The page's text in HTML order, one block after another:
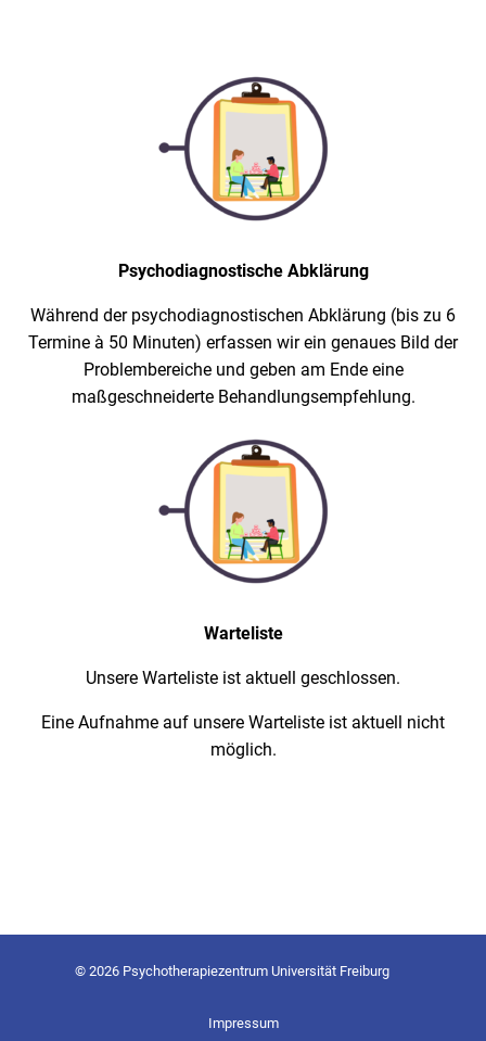
Psychodiagnostische Abklärung
Während der psychodiagnostischen Abklärung (bis zu 6
Termine à 50 Minuten) erfassen wir ein genaues Bild der
Problembereiche und geben am Ende eine
maßgeschneiderte Behandlungsempfehlung.
Warteliste
Unsere Warteliste ist aktuell geschlossen.
Eine Aufnahme auf unsere Warteliste ist aktuell nicht
möglich.
© 2026 Psychotherapiezentrum Universität Freiburg
Impressum